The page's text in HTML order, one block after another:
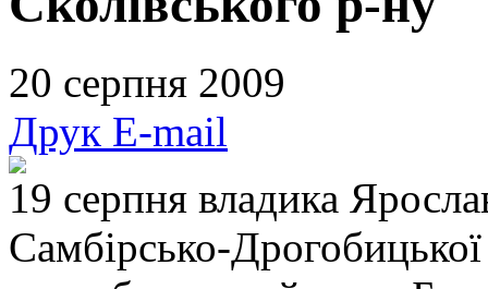
20 серпня 2009
Друк E-mail
19 серпня владика
Самбірсько-Дрогобицької